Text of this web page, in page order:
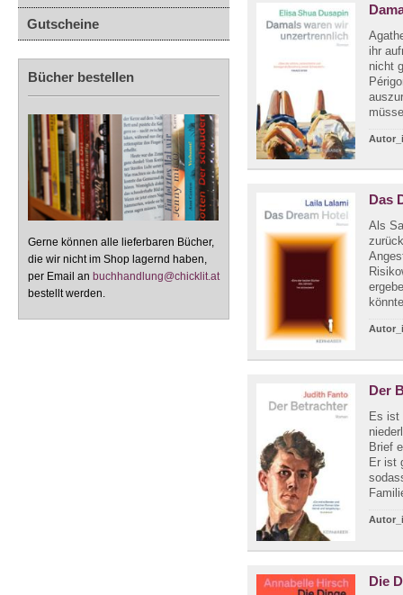
Gutscheine
Bücher bestellen
Gerne können alle lieferbaren Bücher,
die wir nicht im Shop lagernd haben,
per Email an buchhandlung@chicklit.at
bestellt werden.
ihr
nicht
Das
Als
Der
Es ist
Brief
Er ist
Die